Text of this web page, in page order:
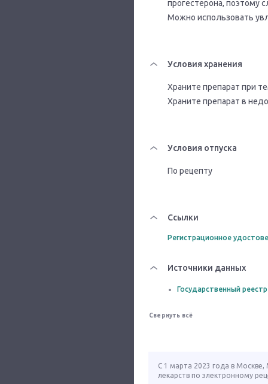
прогестерона, поэтому
Можно использовать
Условия хранения
Храните препарат при
Храните препарат в
Условия отпуска
По рецепту
Ссылки
Регистрационное
Источники данных
Государственный
Свернуть всё
С 1 марта 2023 года в
лекарств по электронному